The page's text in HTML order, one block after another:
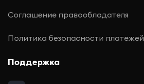
Соглашение правообладателя
Политика безопасности платежей
Поддержка